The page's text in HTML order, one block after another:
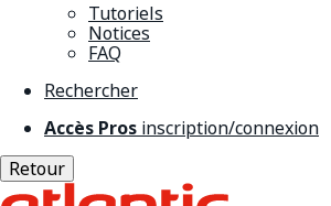
Tutoriels
Notices
FAQ
Rechercher
Accès Pros inscription/connexion
Retour